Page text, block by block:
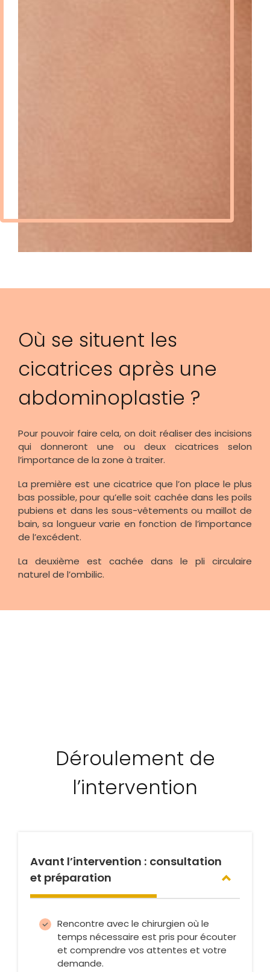
Où se situent les
cicatrices après une
abdominoplastie ?
Pour pouvoir faire cela, on doit réaliser des incisions
qui donneront une ou deux cicatrices selon
l’importance de la zone à traiter.
La première est une cicatrice que l’on place le plus
bas possible, pour qu’elle soit cachée dans les poils
pubiens et dans les sous-vêtements ou maillot de
bain, sa longueur varie en fonction de l’importance
de l’excédent.
La deuxième est cachée dans le pli circulaire
naturel de l’ombilic.
Déroulement de
l’intervention
Avant l’intervention : consultation
et préparation
Rencontre avec le chirurgien où le
temps nécessaire est pris pour écouter
et comprendre vos attentes et votre
demande.